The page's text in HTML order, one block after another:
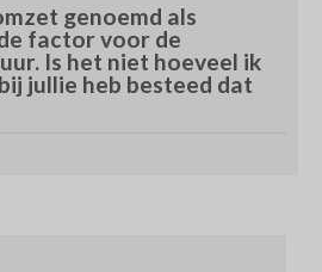
genoemd als
factor voor de
Is het niet hoeveel ik
jullie heb besteed dat